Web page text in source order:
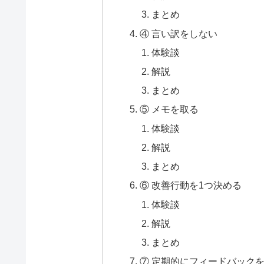
まとめ
④ 言い訳をしない
体験談
解説
まとめ
⑤ メモを取る
体験談
解説
まとめ
⑥ 改善行動を1つ決める
体験談
解説
まとめ
⑦ 定期的にフィードバック